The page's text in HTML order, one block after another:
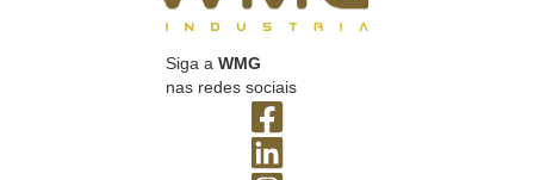
Siga a WMG
nas redes sociais